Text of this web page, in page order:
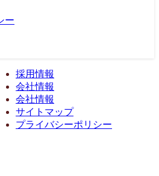
ー
採用情報
会社情報
会社情報
サイトマップ
プライバシーポリシー